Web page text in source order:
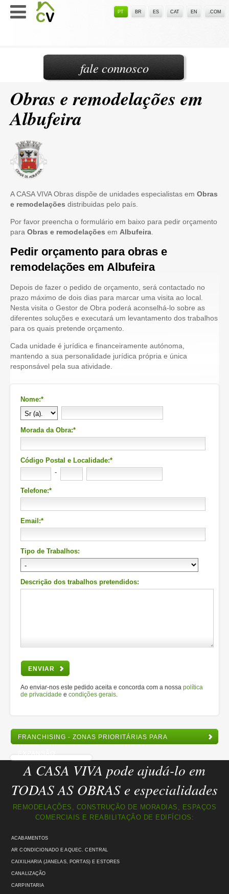
PT BR ES CAT EN .COM
Obras e remodelações em
Albufeira
A CASA VIVA Obras dispõe de unidades especialistas em Obras
e remodelações distribuidas pelo país.
Por favor preencha o formulário em baixo para pedir orçamento
para Obras e remodelações em Albufeira
Pedir orçamento para obras e
remodelações em Albufeira
Depois de fazer o pedido de orçamento, será contactado no
prazo máximo de dois dias para marcar uma visita ao local.
Nesta visita o Gestor de Obra poderá aconselhá-lo sobre as
diferentes soluções e executará um levantamento dos trabalhos
para os quais pretende orçamento.
Cada unidade é jurídica e financeiramente autónoma,
mantendo a sua personalidade jurídica própria e única
responsável pela sua atividade.
Nome:*
Morada da Obra:*
Código Postal e Localidade:*
-
Telefone:*
Email:*
Tipo de Trabalhos:
Descrição dos trabalhos pretendidos:
ENVIAR
Ao enviar-nos este pedido aceita e concorda com a nossa política
de privacidade e condições gerais
FRANCHISING - ZONAS PRIORITÁRIAS PARA
EXPANSÃO
fale connosco
A CASA VIVA pode ajudá-lo em
TODAS AS OBRAS e especialidades
REMODELAÇÕES, CONSTRUÇÃO DE MORADIAS, ESPAÇOS
COMERCIAIS E REABILITAÇÃO DE EDIFÍCIOS:
ACABAMENTOS
AR CONDICIONADO E AQUEC. CENTRAL
CAIXILHARIA (JANELAS, PORTAS) E ESTORES
CANALIZAÇÃO
CARPINTARIA